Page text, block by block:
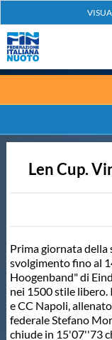
Nuoto
Tuffi
Fondo
Salvamento
Len Cup.
Prima giornata della
svolgimento fino al
Hoogenband" di
nei 1500 stile libero.
e CC Napoli,
federale Stefano
chiude in 15'07''73